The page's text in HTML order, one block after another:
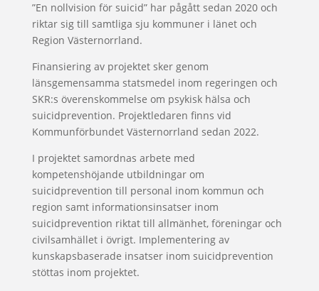
”En nollvision för suicid” har pågått sedan 2020 och
riktar sig till samtliga sju kommuner i länet och
Region Västernorrland.
Finansiering av projektet sker genom
länsgemensamma statsmedel inom regeringen och
SKR:s överenskommelse om psykisk hälsa och
suicidprevention. Projektledaren finns vid
Kommunförbundet Västernorrland sedan 2022.
I projektet samordnas arbete med
kompetenshöjande utbildningar om
suicidprevention till personal inom kommun och
region samt informationsinsatser inom
suicidprevention riktat till allmänhet, föreningar och
civilsamhället i övrigt. Implementering av
kunskapsbaserade insatser inom suicidprevention
stöttas inom projektet.